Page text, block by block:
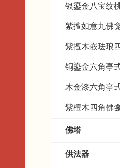
银鎏金八宝纹
紫擅如意九佛
铜鎏金六角亭
木金漆六角亭
紫檀木四角佛
佛塔
供法器